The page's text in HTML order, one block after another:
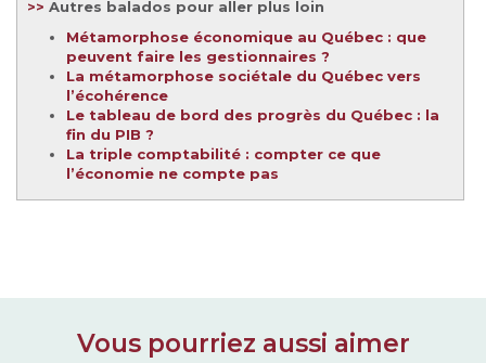
>> Autres balados pour aller plus loin
Métamorphose économique au Québec : que
peuvent faire les gestionnaires ?
La métamorphose sociétale du Québec vers
l’écohérence
Le tableau de bord des progrès du Québec : la
fin du PIB ?
La triple comptabilité : compter ce que
l’économie ne compte pas
Vous pourriez aussi aimer